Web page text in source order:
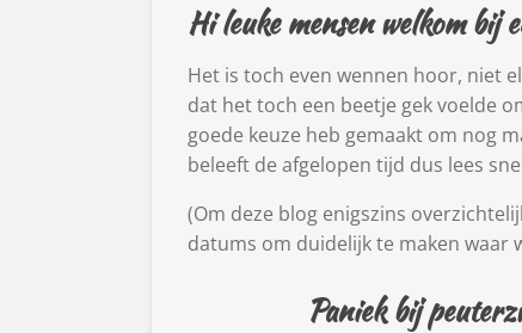
Hi leuke mensen welkom bij
Het is toch even wennen hoor, niet
dat het toch een beetje gek voelde
goede keuze heb gemaakt om nog
beleeft de afgelopen tijd dus lees
(Om deze blog enigszins
datums om duidelijk te maken waar
Paniek bij